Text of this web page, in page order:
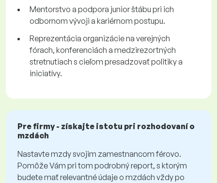
Mentorstvo a podpora junior štábu pri ich
odbornom vývoji a kariérnom postupu.
Reprezentácia organizácie na verejných
fórach, konferenciách a medzirezortných
stretnutiach s cieľom presadzovať politiky a
iniciatívy.
Pre firmy - získajte istotu pri rozhodovaní o
mzdách
Nastavte mzdy svojim zamestnancom férovo.
Pomôže Vám pri tom podrobný report, s ktorým
budete mať relevantné údaje o mzdách vždy po